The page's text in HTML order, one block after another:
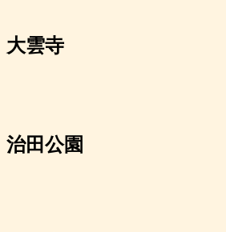
大雲寺
治田公園